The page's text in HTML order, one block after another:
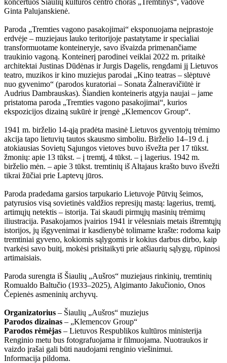
Ginta Palujanskienė.
Paroda „Tremties vagono pasakojimai“ eksponuojama neįprastoje
erdvėje – muziejaus lauko teritorijoje pastatytame ir specialiai
transformuotame konteineryje, savo išvaizda primenančiame
traukinio vagoną. Konteinerį parodinei veiklai 2022 m. pritaikė
architektai Justinas Dūdėnas ir Jurgis Dagelis, rengdami jį Lietuvos
teatro, muzikos ir kino muziejus parodai „Kino teatras – slėptuvė
nuo gyvenimo“ (parodos kuratoriai – Sonata Žalneravičiūtė ir
Audrius Dambrauskas). Šiandien konteineris atgyja naujai – jame
pristatoma paroda „Tremties vagono pasakojimai“, kurios
ekspozicijos dizainą sukūrė ir įrengė „Klemencov Group“.
1941 m. birželio 14-ąją pradėta masinė Lietuvos gyventojų trėmimo
akcija tapo lietuvių tautos skausmo simboliu. Birželio 14–19 d. į
atokiausias Sovietų Sąjungos vietoves buvo išvežta per 17 tūkst.
žmonių: apie 13 tūkst. – į tremtį, 4 tūkst. – į lagerius. 1942 m.
birželio mėn. – apie 3 tūkst. tremtinių iš Altajaus krašto buvo išvežti
tikrai žūčiai prie Laptevų jūros.
Paroda pradedama garsios tarpukario Lietuvoje Pūtvių šeimos,
patyrusios visą sovietinės valdžios represijų mastą: lagerius, tremtį,
artimųjų netektis – istorija. Tai skaudi pirmųjų masinių trėmimų
iliustracija. Pasakojamos įvairios 1941 ir vėlesniais metais ištremtųjų
istorijos, jų išgyvenimai ir kasdienybė tolimame krašte: rodoma kaip
tremtiniai gyveno, kokiomis sąlygomis ir kokius darbus dirbo, kaip
tvarkėsi savo buitį, mokėsi prisitaikyti prie atšiaurių sąlygų, rūpinosi
artimaisiais.
Paroda surengta iš Šiaulių „Aušros“ muziejaus rinkinių, tremtinių
Romualdo Baltučio (1933–2025), Algimanto Jakučionio, Onos
Čepienės asmeninių archyvų.
Organizatorius – Šiaulių „Aušros“ muziejus
Parodos dizainas – „Klemencov Group“
Parodos rėmėjas – Lietuvos Respublikos kultūros ministerija
Renginio metu bus fotografuojama ir filmuojama. Nuotraukos ir
vaizdo įrašai gali būti naudojami renginio viešinimui.
Informacija pildoma.